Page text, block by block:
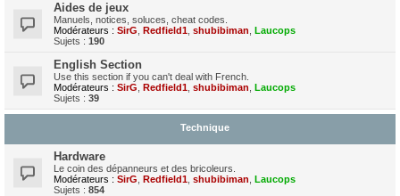
Aides de jeux
Manuels, notices, soluces, cheat codes.
Modérateurs : SirG Redfield1 shubibiman Laucops
Sujets : 190
English Section
Use this section if you can't deal with French.
Modérateurs : SirG Redfield1 shubibiman Laucops
Sujets : 39
Technique
Hardware
Le coin des dépanneurs et des bricoleurs.
Modérateurs : SirG Redfield1 shubibiman Laucops
Sujets : 854